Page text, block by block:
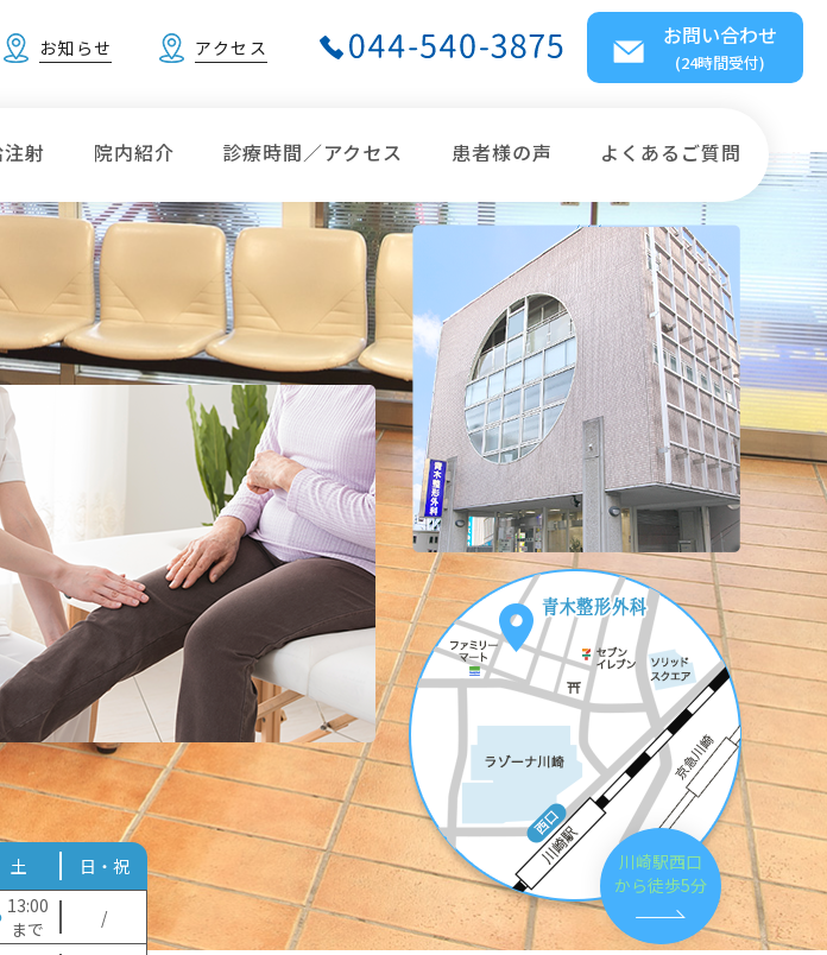
お知らせ アクセス お問い合わせ
(24時間受付)
射 院内紹介 診療時間／アクセス 患者様の声 よくあるご質問
川崎駅西口
から徒歩5分
り組み(2020年8月17日）
、当院では以下のような取り組みを行っています。
毒しています。
◆職員
① マスクを必ず着用しています。
② 毎日体温を計測し、体調管理に気を配っています。
③ 手洗い・手指のアルコール消毒・うがいを頻繁にしています。
④ 職員全員にコロナ抗体の検査を行っています。
⑤ 不要不急の外出は控え、感染の機会を減らします。
土 日・祝
13:00
まで
/